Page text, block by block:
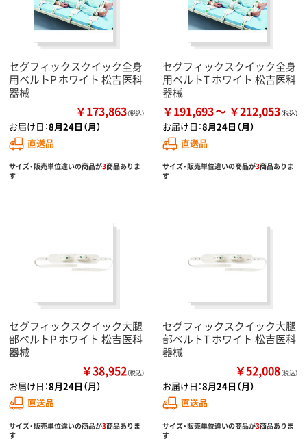
セグフィックスクイック全身
用ベルトP ホワイト 松吉医科
器械
￥173,863（税込）
お届け日：8月24日（月）
直送品
サイズ・販売単位違いの商品が3商品ありま
す
セグフィックスクイック全身
用ベルトT ホワイト 松吉医科
器械
￥191,693 ￥212,053
お届け日：8月24日（月）
直送品
サイズ・販売単位違いの商品が3商品ありま
す
セグフィックスクイック大腿
部ベルトP ホワイト 松吉医科
器械
￥38,952（税込）
お届け日：8月24日（月）
直送品
サイズ・販売単位違いの商品が3商品ありま
す
セグフィックスクイック大腿
部ベルトT ホワイト 松吉医科
器械
￥52,008（税込）
お届け日：8月24日（月）
直送品
サイズ・販売単位違いの商品が3商品ありま
す